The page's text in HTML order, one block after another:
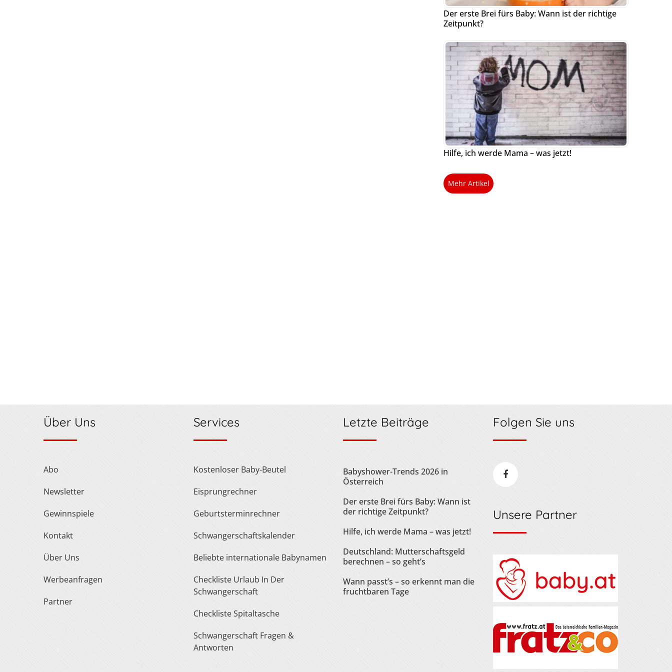
Der erste Brei fürs Baby: Wann ist der richtige
Zeitpunkt?
Hilfe, ich werde Mama – was jetzt!
Mehr Artikel
Über Uns
Abo
Newsletter
Gewinnspiele
Kontakt
Über Uns
Werbeanfragen
Partner
Services
Kostenloser Baby-Beutel
Eisprungrechner
Geburtsterminrechner
Schwangerschaftskalender
Beliebte internationale Babynamen
Checkliste Urlaub In Der
Schwangerschaft
Checkliste Spitaltasche
Schwangerschaft Fragen &
Antworten
Letzte Beiträge
Babyshower-Trends 2026 in
Österreich
Der erste Brei fürs Baby: Wann ist
der richtige Zeitpunkt?
Hilfe, ich werde Mama – was jetzt!
Deutschland: Mutterschaftsgeld
berechnen – so geht’s
Wann passt’s – so erkennt man die
fruchtbaren Tage
Folgen Sie uns
Unsere Partner